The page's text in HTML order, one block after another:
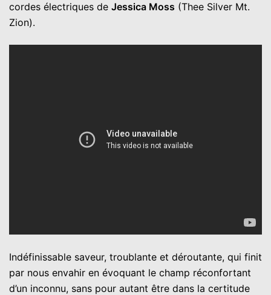
cordes électriques de Jessica Moss (Thee Silver Mt.
Zion).
Indéfinissable saveur, troublante et déroutante, qui finit
par nous envahir en évoquant le champ réconfortant
d’un inconnu, sans pour autant être dans la certitude